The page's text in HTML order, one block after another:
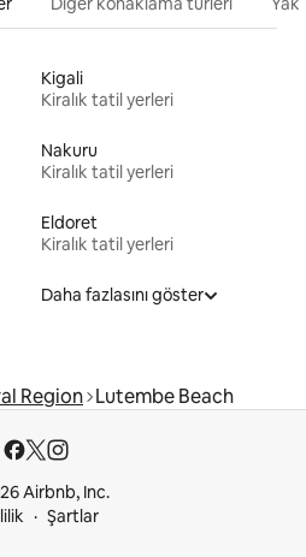
Kigali
Kiralık tatil yerleri
Nakuru
Kiralık tatil yerleri
Eldoret
Kiralık tatil yerleri
Daha fazlasını göster
Region Lutembe Beach
Airbnb, Inc.
Şartlar